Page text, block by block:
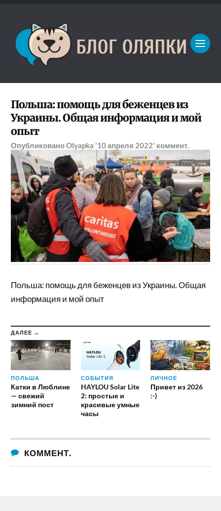
Польша: помощь для беженцев из
Украины. Общая информация и мой
опыт
ОпубликованоOlyapka '10 апреля 2022' коммент.
Польша: помощь для беженцев из Украины. Общая
информация и мой опыт
ДАЛЕЕ →
ПОЛЬША
Катки в Люблине
— свежий
зимний пост
СОБЫТИЯ
HAYLOU Solar Lite
2: простые и
красивые умные
часы
ЛИЧНОЕ
Привет из 2026
:-)
КОММЕНТ.